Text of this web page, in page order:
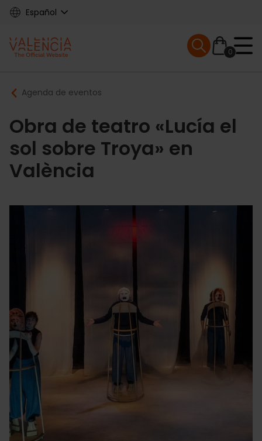
Skip
content
Español
Main
navigation
0
Mobile menu
Breadcrumb
Agenda de eventos
Obra de teatro «Lucía el
sol sobre Troya» en
València